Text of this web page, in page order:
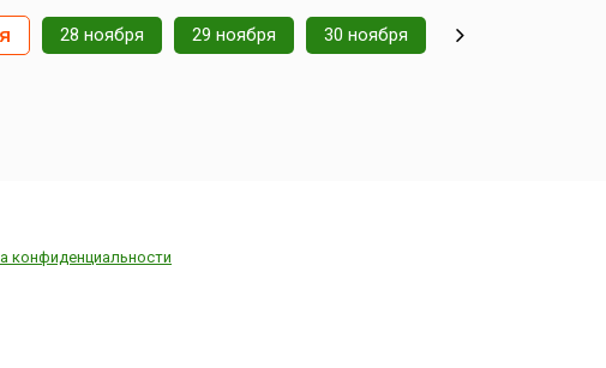
афро-
каждый вечер
28 ноября 29 ноября 30 ноября
конфиденциальности